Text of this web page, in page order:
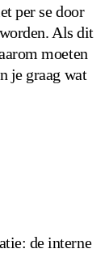
per se door
Als dit
moeten
je graag wat
de interne